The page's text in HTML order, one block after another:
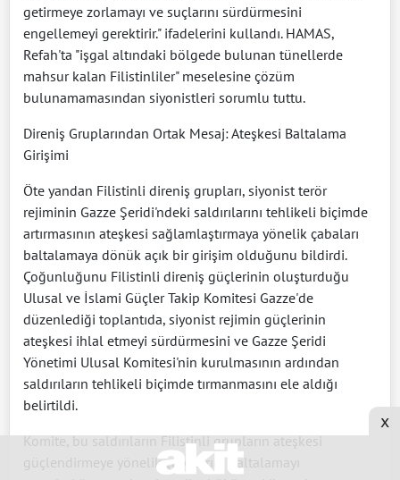
getirmeye zorlamayı ve suçlarını sürdürmesini
engellemeyi gerektirir." ifadelerini kullandı. HAMAS,
Refah'ta "işgal altındaki bölgede bulunan tünellerde
mahsur kalan Filistinliler" meselesine çözüm
bulunamamasından siyonistleri sorumlu tuttu.
Direniş Gruplarından Ortak Mesaj: Ateşkesi Baltalama
Girişimi
Öte yandan Filistinli direniş grupları, siyonist terör
rejiminin Gazze Şeridi'ndeki saldırılarını tehlikeli biçimde
artırmasının ateşkesi sağlamlaştırmaya yönelik çabaları
baltalamaya dönük açık bir girişim olduğunu bildirdi.
Çoğunluğunu Filistinli direniş güçlerinin oluşturduğu
Ulusal ve İslami Güçler Takip Komitesi Gazze'de
düzenlediği toplantıda, siyonist rejimin güçlerinin
ateşkesi ihlal etmeyi sürdürmesini ve Gazze Şeridi
Yönetimi Ulusal Komitesi'nin kurulmasının ardından
saldırıların tehlikeli biçimde tırmanmasını ele aldığı
belirtildi.
Komite, bu saldırıların Filistinli grupların ateşkesi
güçlendirmeye yönelik çabalarını baltalamayı
x